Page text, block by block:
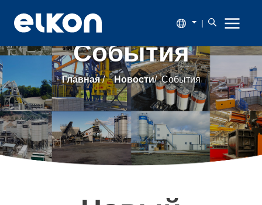
|
О
компании
Продукция
Новости
События
Главная/ Новости/ События